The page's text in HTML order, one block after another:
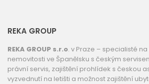
REKA GROUP
REKA GROUP s.r.o. v Praze – specialisté
nemovitosti ve Španělsku s českým
právní servis, zajištění prohlídek s českou
vyzvednutí na letišti a možnost zajištění